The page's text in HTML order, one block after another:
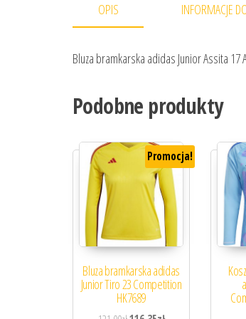
OPIS INFORMACJE
Bluza bramkarska adidas Junior Assita 17
Podobne produkty
Promocja!
Bluza bramkarska adidas
Junior Tiro 23 Competition
HK7689